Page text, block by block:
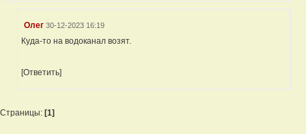
Олег 30-12-2023 16:19
Куда-то на водоканал возят.
[Ответить]
Страницы: [1]